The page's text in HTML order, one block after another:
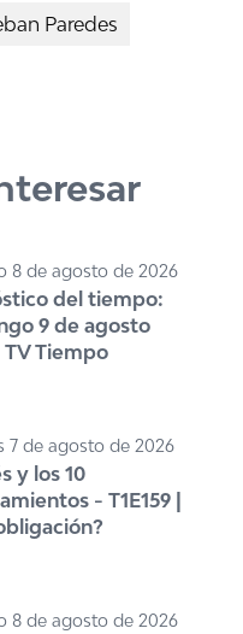
Paredes
8 de agosto de 2026
del tiempo:
9 de agosto
TV Tiempo
7 de agosto de 2026
y los 10
- T1E159 |
8 de agosto de 2026